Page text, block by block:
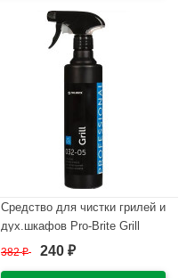
Средство для чистки грилей и
дух.шкафов Pro-Brite Grill
Professional 500мл курок
382₽ 240 ₽